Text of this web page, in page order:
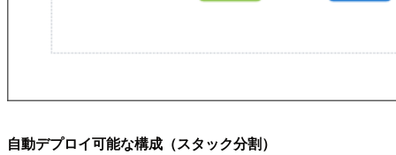
自動デプロイ可能な構成（スタック分割）